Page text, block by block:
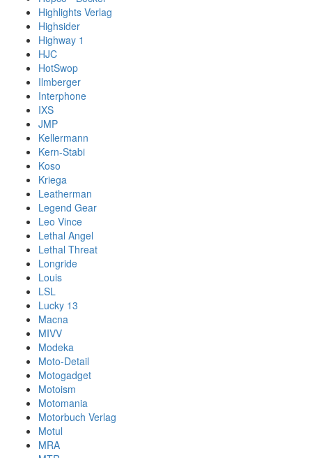
Highlights Verlag
Highsider
Highway 1
HJC
HotSwop
Ilmberger
Interphone
IXS
JMP
Kellermann
Kern-Stabi
Koso
Kriega
Leatherman
Legend Gear
Leo Vince
Lethal Angel
Lethal Threat
Longride
Louis
LSL
Lucky 13
Macna
MIVV
Modeka
Moto-Detail
Motogadget
Motoism
Motomania
Motorbuch Verlag
Motul
MRA